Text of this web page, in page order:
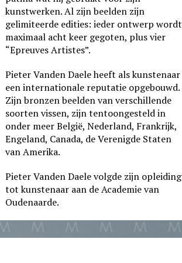
kunstwerken. Al zijn beelden zijn
gelimiteerde edities: ieder ontwerp wordt
maximaal acht keer gegoten, plus vier
“Epreuves Artistes”.
Pieter Vanden Daele heeft als kunstenaar
een internationale reputatie opgebouwd.
Zijn bronzen beelden van verschillende
soorten vissen, zijn tentoongesteld in
onder meer België, Nederland, Frankrijk,
Engeland, Canada, de Verenigde Staten
van Amerika.
Pieter Vanden Daele volgde zijn opleiding
tot kunstenaar aan de Academie van
Oudenaarde.